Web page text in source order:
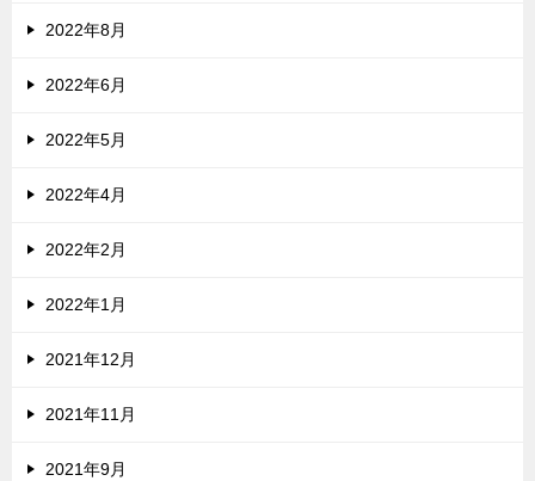
2022年8月
2022年6月
2022年5月
2022年4月
2022年2月
2022年1月
2021年12月
2021年11月
2021年9月